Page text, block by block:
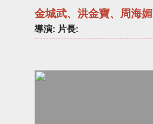
金城武、洪金寶、周海媚
導演: 片長: